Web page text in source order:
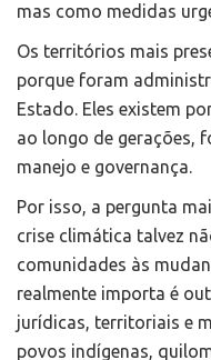
mas como medidas
Os territórios mais
porque foram
Estado. Eles existem
ao longo de gerações,
manejo e governança.
Por isso, a pergunta
crise climática talvez
comunidades às
realmente importa é
jurídicas, territoriais e
povos indígenas,